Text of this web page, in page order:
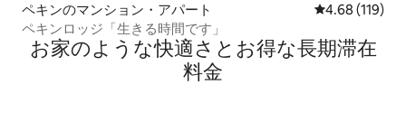
ペキンのマンション・アパート レビュー119
4.68 (119)
ペキンロッジ「生きる時間です」
お家のような快⁠適⁠さ⁠とお⁠得⁠な長⁠期⁠滞⁠在
料⁠金